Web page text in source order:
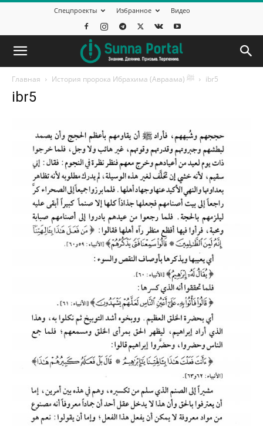
Спецпроекты Избранное Видео
Главная История пророка Ибрахима (Авраама) ﷺ ibr5
ibr5